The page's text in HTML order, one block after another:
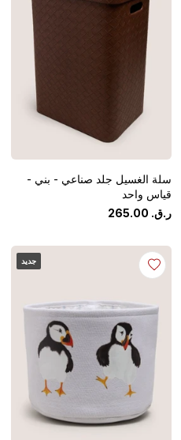
سلة الغسيل جلد صناعي - بني -
قياس واحد
ر.ق.
265.00
جديد